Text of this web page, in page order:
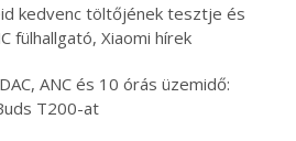
kedvenc töltőjének tesztje és
fülhallgató, Xiaomi hírek
ANC és 10 órás üzemidő:
T200-at